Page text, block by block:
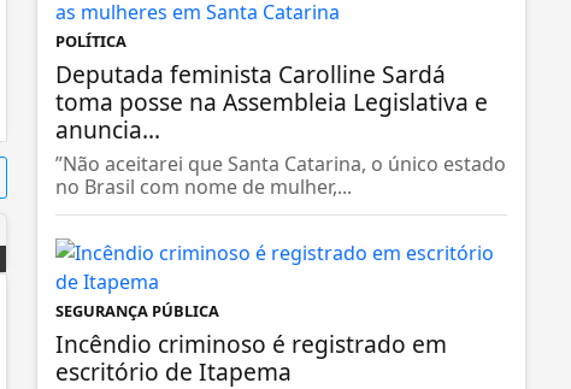
POLÍTICA
Deputada feminista Carolline Sardá
toma posse na Assembleia Legislativa e
anuncia...
”Não aceitarei que Santa Catarina, o único estado
no Brasil com nome de mulher,...
SEGURANÇA PÚBLICA
Incêndio criminoso é registrado em
escritório de Itapema